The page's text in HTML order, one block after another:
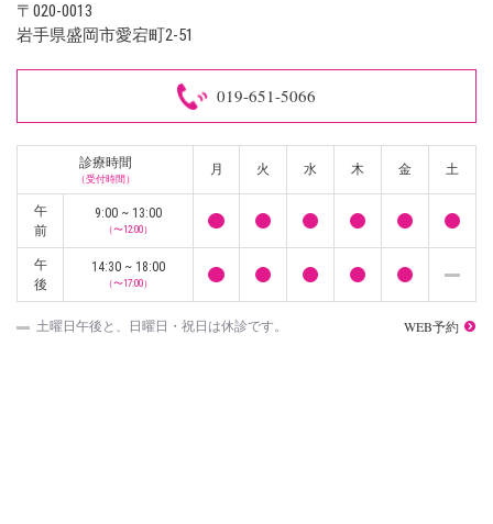
〒020-0013
岩手県盛岡市愛宕町2-51
019-651-5066
診療時間
（受付時間）
月 火 水 木 金 土
午
前
9:00 ~ 13:00
（〜12:00）
午
後
14:30 ~ 18:00
（〜17:00）
土曜日午後と、日曜日・祝日は休診です。 WEB予約